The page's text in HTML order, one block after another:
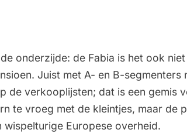
onderzijde: de Fabia is het ook
Juist met A- en B-segmenters
de verkooplijsten; dat is een gemis
te vroeg met de kleintjes, maar de
wispelturige Europese overheid.